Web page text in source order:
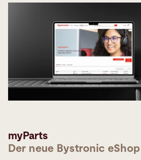
myParts
Der neue Bystronic